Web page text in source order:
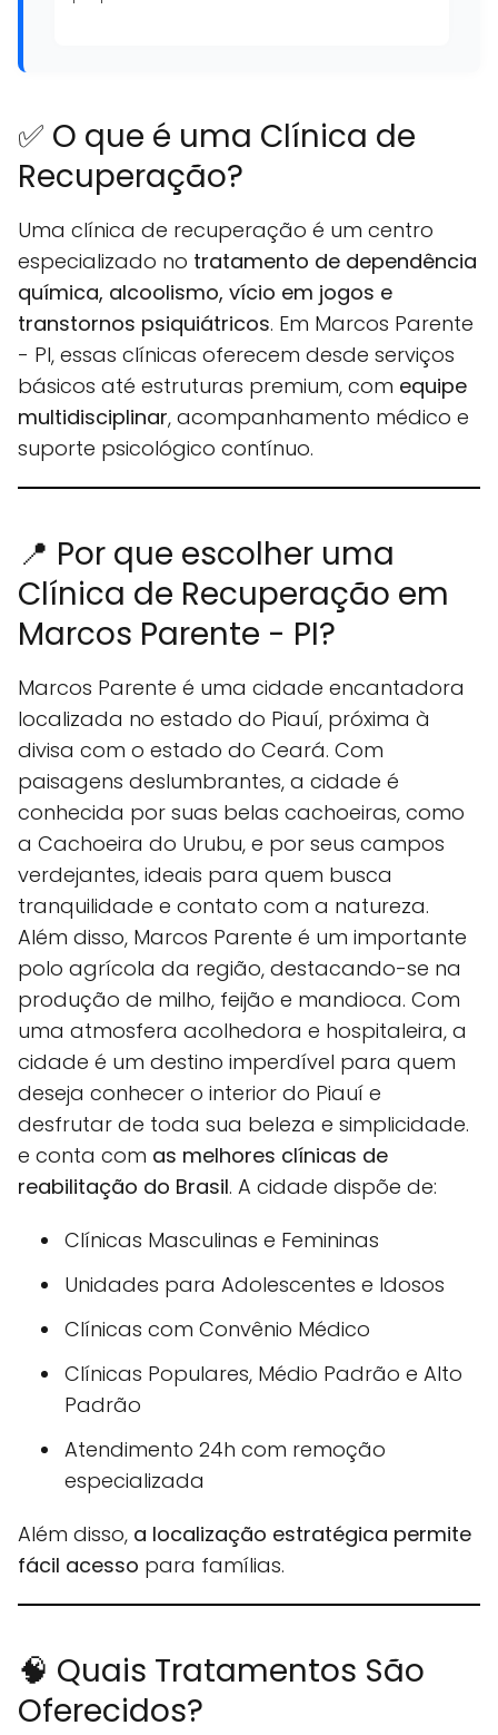
✅ O que é uma Clínica de
Recuperação?
Uma clínica de recuperação é um centro
especializado no tratamento de dependência
química, alcoolismo, vício em jogos e
transtornos psiquiátricos. Em Marcos Parente
- PI, essas clínicas oferecem desde serviços
básicos até estruturas premium, com equipe
multidisciplinar, acompanhamento médico e
suporte psicológico contínuo.
📍 Por que escolher uma
Clínica de Recuperação em
Marcos Parente - PI?
Marcos Parente é uma cidade encantadora
localizada no estado do Piauí, próxima à
divisa com o estado do Ceará. Com
paisagens deslumbrantes, a cidade é
conhecida por suas belas cachoeiras, como
a Cachoeira do Urubu, e por seus campos
verdejantes, ideais para quem busca
tranquilidade e contato com a natureza.
Além disso, Marcos Parente é um importante
polo agrícola da região, destacando-se na
produção de milho, feijão e mandioca. Com
uma atmosfera acolhedora e hospitaleira, a
cidade é um destino imperdível para quem
deseja conhecer o interior do Piauí e
desfrutar de toda sua beleza e simplicidade.
e conta com as melhores clínicas de
reabilitação do Brasil. A cidade dispõe de:
Clínicas Masculinas e Femininas
Unidades para Adolescentes e Idosos
Clínicas com Convênio Médico
Clínicas Populares, Médio Padrão e Alto
Padrão
Atendimento 24h com remoção
especializada
Além disso, a localização estratégica permite
fácil acesso para famílias.
🧠 Quais Tratamentos São
Oferecidos?